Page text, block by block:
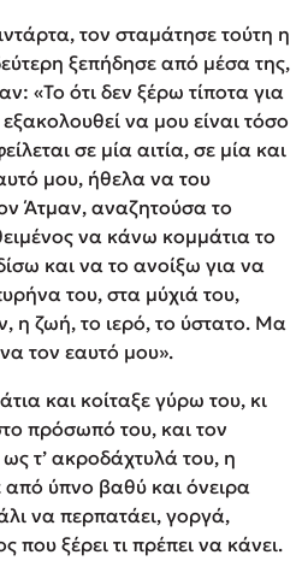
τον σταμάτησε τούτη η
ξεπήδησε από μέσα της,
«Το ότι δεν ξέρω τίποτα για
να μου είναι τόσο
σε μία αιτία, σε μία και
μου, ήθελα να του
Άτμαν, αναζητούσα το
να κάνω κομμάτια το
και να το ανοίξω για να
του, στα μύχιά του,
η ζωή, το ιερό, το ύστατο. Μα
τον εαυτό μου».
και κοίταξε γύρω του, κι
πρόσωπό του, και τον
τ’ ακροδάχτυλά του, η
ύπνο βαθύ και όνειρα
να περπατάει, γοργά,
που ξέρει τι πρέπει να κάνει.